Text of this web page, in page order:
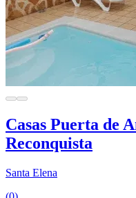
Casas Puerta de
Reconquista
Santa Elena